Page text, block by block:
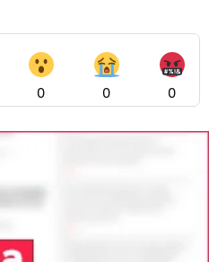
0 0 0